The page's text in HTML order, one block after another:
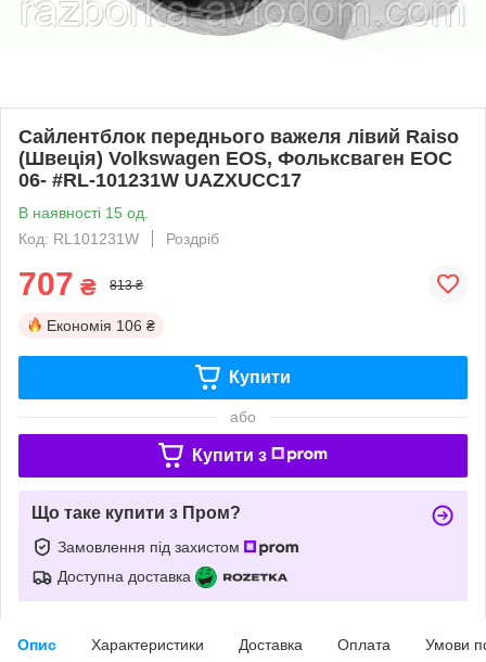
Сайлентблок переднього важеля лівий Raiso
(Швеція) Volkswagen EOS, Фольксваген ЕОС
06- #RL-101231W UAZXUCC17
В наявності 15 од.
Код: RL101231W
Роздріб
707 ₴ 813 ₴
Економія 106 ₴
Купити
або
Купити з
Що таке купити з Пром?
Замовлення під захистом
Доступна доставка
Опис Характеристики Доставка Оплата Умови